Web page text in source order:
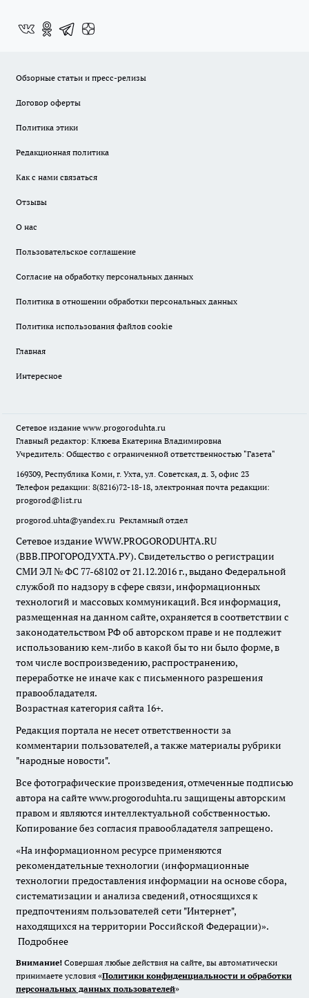
Обзорные статьи и пресс-релизы
Договор оферты
Политика этики
Редакционная политика
Как с нами связаться
Отзывы
О нас
Пользовательское соглашение
Согласие на обработку персональных данных
Политика в отношении обработки персональных данных
Политика использования файлов cookie
Главная
Интересное
Сетевое издание www.progoroduhta.ru
Главный редактор: Клюева Екатерина Владимировна
Учредитель: Общество с ограниченной ответственностью "Газета"
169309, Республика Коми, г. Ухта, ул. Советская, д. 3, офис 23
Телефон редакции: 8(8216)72-18-18, электронная почта редакции:
progorod@list.ru
progorod.uhta@yandex.ru Рекламный отдел
Сетевое издание WWW.PROGORODUHTA.RU
(ВВВ.ПРОГОРОДУХТА.РУ). Свидетельство о регистрации
СМИ ЭЛ № ФС 77-68102 от 21.12.2016 г., выдано Федеральной
службой по надзору в сфере связи, информационных
технологий и массовых коммуникаций. Вся информация,
размещенная на данном сайте, охраняется в соответствии с
законодательством РФ об авторском праве и не подлежит
использованию кем-либо в какой бы то ни было форме, в
том числе воспроизведению, распространению,
переработке не иначе как с письменного разрешения
правообладателя.
Возрастная категория сайта 16+.
Редакция портала не несет ответственности за
комментарии пользователей, а также материалы рубрики
"народные новости".
Все фотографические произведения, отмеченные подписью
автора на сайте www.progoroduhta.ru защищены авторским
правом и являются интеллектуальной собственностью.
Копирование без согласия правообладателя запрещено.
«На информационном ресурсе применяются
рекомендательные технологии (информационные
технологии предоставления информации на основе сбора,
систематизации и анализа сведений, относящихся к
предпочтениям пользователей сети "Интернет",
находящихся на территории Российской Федерации)».
Подробнее
Внимание! Совершая любые действия на сайте, вы автоматически
принимаете условия «Политики конфиденциальности и обработки
персональных данных пользователей»